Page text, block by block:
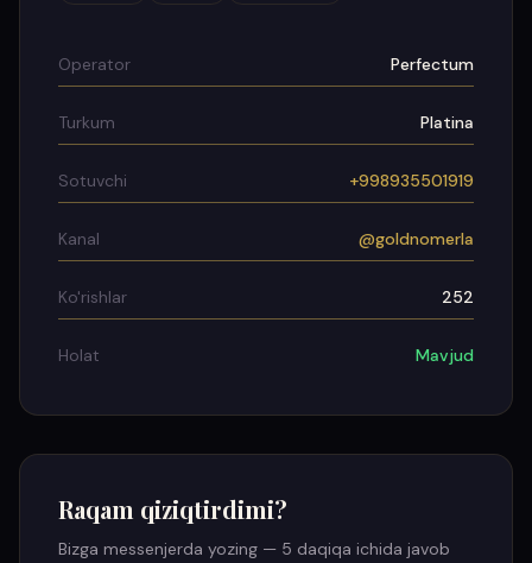
Operator Perfectum
Turkum Platina
Sotuvchi +998935501919
Kanal @goldnomerla
Ko'rishlar 252
Holat Mavjud
Raqam qiziqtirdimi?
Bizga messenjerda yozing — 5 daqiqa ichida javob